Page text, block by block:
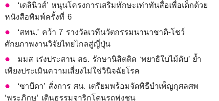
‘เดลินิวส์’ หนุนโครงการเสริมทักษะเท่าทันสื่อเพื่อเด็กด้วย
หนังสือพิมพ์ครั้งที่ 6
‘สทน.’ คว้า 7 รางวัลเวทีนวัตกรรมนานาชาติ-โชว์
ศักยภาพงานวิจัยไทยไกลสู่ญี่ปุ่น
มมส เร่งประสาน สธ. รักษานิสิตติด ‘พยาธิใบไม้ตับ’ ย้ำ
เพียงประเมินความเสี่ยงไม่ใช่วินิจฉัยโรค
‘ซาบีดา’ สั่งการ ศน. เตรียมพร้อมจัดพิธีบำเพ็ญกุศลศพ
‘พระภิกษุ’ เดินธรรมจาริกโดนรถพุ่งชน